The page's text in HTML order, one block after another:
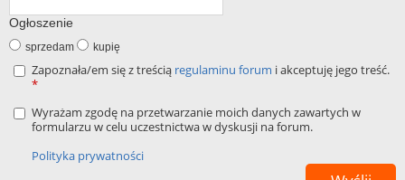
Ogłoszenie
sprzedam kupię
Zapoznała/em się z treścią regulaminu forum i akceptuję jego treść.
*
Wyrażam zgodę na przetwarzanie moich danych zawartych w
formularzu w celu uczestnictwa w dyskusji na forum.
Polityka prywatności